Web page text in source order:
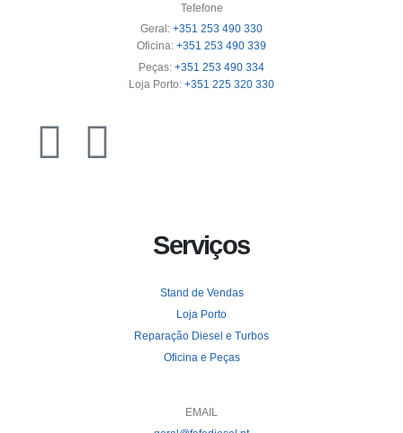
Tefefone
Geral: +351 253 490 330
Oficina: +351 253 490 339
Peças: +351 253 490 334
Loja Porto: +351 225 320 330
Serviços
Stand de Vendas
Loja Porto
Reparação Diesel e Turbos
Oficina e Peças
EMAIL